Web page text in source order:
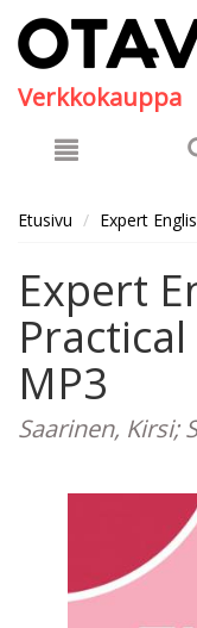
Verkkokauppa
Etusivu Expert
Expert
MP3
Saarinen, Kirsi;